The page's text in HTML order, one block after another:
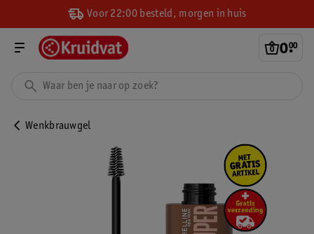
Voor 22:00 besteld, morgen in huis
0.
00
Wenkbrauwgel